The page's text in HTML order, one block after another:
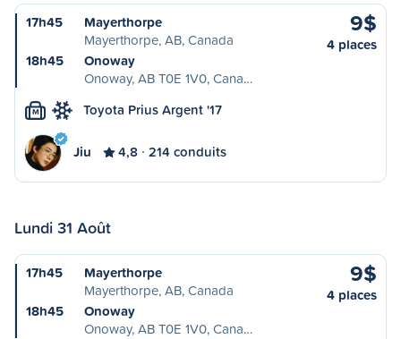
17h45
Mayerthorpe
Mayerthorpe, AB, Canada
18h45
Onoway
Onoway, AB T0E 1V0, Cana…
9$
4 places
M Toyota Prius Argent '17
Jiu 4,8 214 conduits
Lundi 31 Août
17h45
Mayerthorpe
Mayerthorpe, AB, Canada
18h45
Onoway
Onoway, AB T0E 1V0, Cana…
9$
4 places